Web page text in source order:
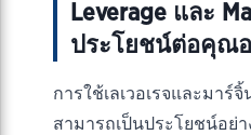
Leverage และ
ประโยชน์ต่อคุณอ
การใช้เลเวอเรจและมาร์
สามารถเป็นประโยชน์อย่